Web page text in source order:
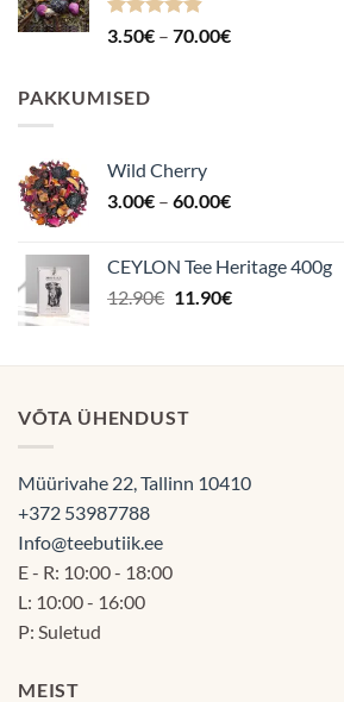
Hinnanguga
3.50€ – 70.00€Hinnavahemik:
PAKKUMISED
Wild Cherry
3.00€ – 60.00€Hinnavahemik:
60.00€
CEYLON Tee Heritage 400g
12.90€ Algne
12.90€.
11.90€Praegune
11.90€.
VÕTA ÜHENDUST
Müürivahe 22, Tallinn 10410
+372 53987788
Info@teebutiik.ee
E - R: 10:00 - 18:00
L: 10:00 - 16:00
P: Suletud
MEIST